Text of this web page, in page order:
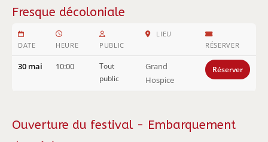
Fresque décoloniale
DATE HEURE PUBLIC
LIEU
RÉSERVER
30 mai 10:00
Tout
public
Grand
Hospice
Réserver
Ouverture du festival - Embarquement